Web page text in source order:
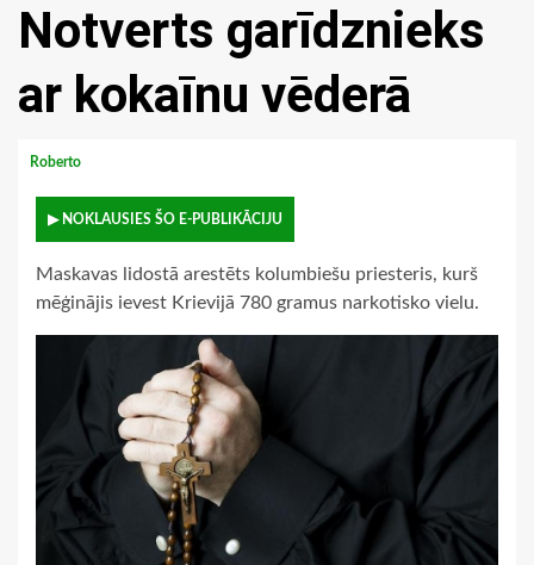
Notverts garīdznieks
ar kokaīnu vēderā
Roberto
▶ NOKLAUSIES ŠO E-PUBLIKĀCIJU
Maskavas lidostā arestēts kolumbiešu priesteris, kurš
mēģinājis ievest Krievijā 780 gramus narkotisko vielu.